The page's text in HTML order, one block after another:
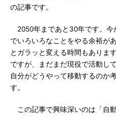
の記事です。
2050年まであと30年です。今
でいろいろなことをやる余裕が
とガラッと変える時間もありま
ですが、まだまだ現役で活動し
自分がどうやって移動するのか
す。
この記事で興味深いのは「自